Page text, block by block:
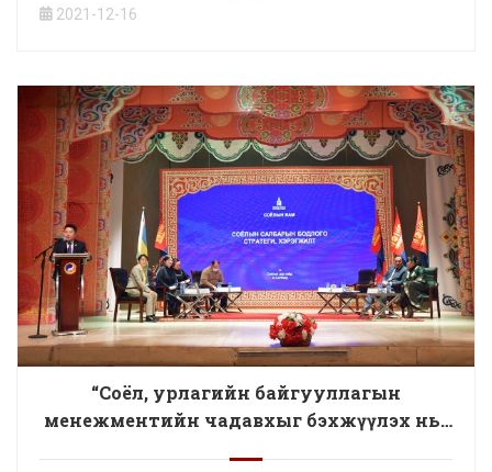
2021-12-16
“Соёл, урлагийн байгууллагын
менежментийн чадавхыг бэхжүүлэх нь”